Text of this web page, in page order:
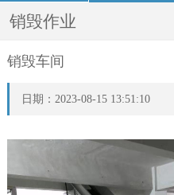
销毁作业
销毁车间
日期：2023-08-15 13:51:10